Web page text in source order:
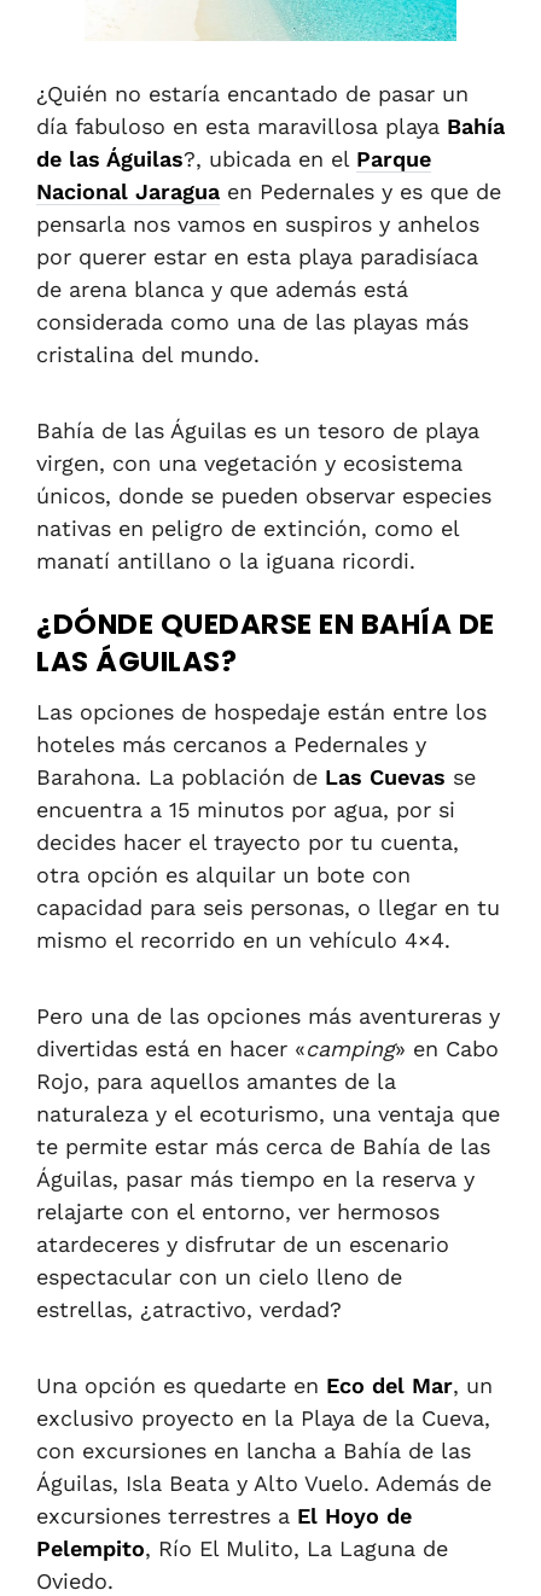
¿Quién no estaría encantado de pasar un
día fabuloso en esta maravillosa playa Bahía
de las Águilas?, ubicada en el Parque
Nacional Jaragua en Pedernales y es que de
pensarla nos vamos en suspiros y anhelos
por querer estar en esta playa paradisíaca
de arena blanca y que además está
considerada como una de las playas más
cristalina del mundo.
Bahía de las Águilas es un tesoro de playa
virgen, con una vegetación y ecosistema
únicos, donde se pueden observar especies
nativas en peligro de extinción, como el
manatí antillano o la iguana ricordi.
¿DÓNDE QUEDARSE EN BAHÍA DE
LAS ÁGUILAS?
Las opciones de hospedaje están entre los
hoteles más cercanos a Pedernales y
Barahona. La población de Las Cuevas se
encuentra a 15 minutos por agua, por si
decides hacer el trayecto por tu cuenta,
otra opción es alquilar un bote con
capacidad para seis personas, o llegar en tu
mismo el recorrido en un vehículo 4×4.
Pero una de las opciones más aventureras y
divertidas está en hacer «camping» en Cabo
Rojo, para aquellos amantes de la
naturaleza y el ecoturismo, una ventaja que
te permite estar más cerca de Bahía de las
Águilas, pasar más tiempo en la reserva y
relajarte con el entorno, ver hermosos
atardeceres y disfrutar de un escenario
espectacular con un cielo lleno de
estrellas, ¿atractivo, verdad?
Una opción es quedarte en Eco del Mar, un
exclusivo proyecto en la Playa de la Cueva,
con excursiones en lancha a Bahía de las
Águilas, Isla Beata y Alto Vuelo. Además de
excursiones terrestres a El Hoyo de
Pelempito, Río El Mulito, La Laguna de
Oviedo.